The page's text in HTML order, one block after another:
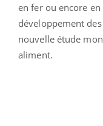
en fer ou encore
développement
nouvelle étude
aliment.